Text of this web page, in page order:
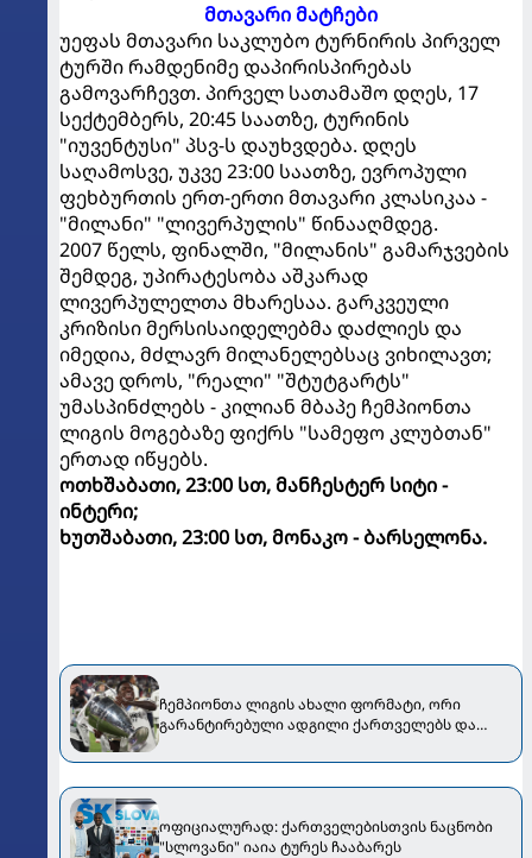
მთავარი მატჩები
უეფას მთავარი საკლუბო ტურნირის პირველ
ტურში რამდენიმე დაპირისპირებას
გამოვარჩევთ. პირველ სათამაშო დღეს, 17
სექტემბერს, 20:45 საათზე, ტურინის
"იუვენტუსი" პსვ-ს დაუხვდება. დღეს
საღამოსვე, უკვე 23:00 საათზე, ევროპული
ფეხბურთის ერთ-ერთი მთავარი კლასიკაა -
"მილანი" "ლივერპულის" წინააღმდეგ.
2007 წელს, ფინალში, "მილანის" გამარჯვების
შემდეგ, უპირატესობა აშკარად
ლივერპულელთა მხარესაა. გარკვეული
კრიზისი მერსისაიდელებმა დაძლიეს და
იმედია, მძლავრ მილანელებსაც ვიხილავთ;
ამავე დროს, "რეალი" "შტუტგარტს"
უმასპინძლებს - კილიან მბაპე ჩემპიონთა
ლიგის მოგებაზე ფიქრს "სამეფო კლუბთან"
ერთად იწყებს.
ოთხშაბათი, 23:00 სთ, მანჩესტერ სიტი -
ინტერი;
ხუთშაბათი, 23:00 სთ, მონაკო - ბარსელონა.
ჩემპიონთა ლიგის ახალი ფორმატი, ორი
გარანტირებული ადგილი ქართველებს და
ოფიციალურად: ქართველებისთვის ნაცნობი
"სლოვანი" იაია ტურეს ჩააბარეს